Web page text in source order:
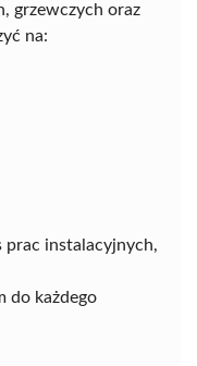
grzewczych oraz
na:
prac instalacyjnych,
do każdego